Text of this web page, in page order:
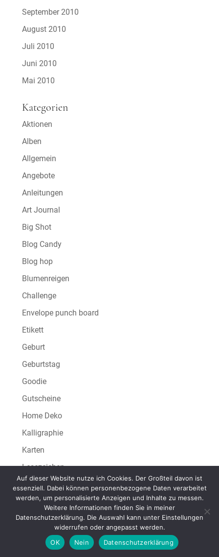
September 2010
August 2010
Juli 2010
Juni 2010
Mai 2010
Kategorien
Aktionen
Alben
Allgemein
Angebote
Anleitungen
Art Journal
Big Shot
Blog Candy
Blog hop
Blumenreigen
Challenge
Envelope punch board
Etikett
Geburt
Geburtstag
Goodie
Gutscheine
Home Deko
Kalligraphie
Karten
Lesezeichen
Minikatalog
Sale-A-Bration
Scrapbooking
Silhouette Porträt
Auf dieser Website nutze ich Cookies. Der Großteil davon ist
essenziell. Dabei können personenbezogene Daten verarbeitet
werden, um personalisierte Anzeigen und Inhalte zu messen.
Weitere Informationen finden Sie in meiner
Datenschutzerklärung. Die Auswahl kann unter Einstellungen
widerrufen oder angepasst werden.
OK
Nein Datenschutzerklärung